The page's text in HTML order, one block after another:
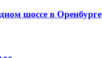
шоссе в Оренбурге